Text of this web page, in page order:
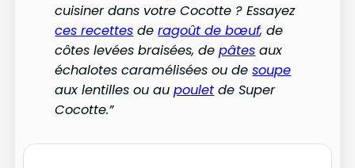
cuisiner dans votre Cocotte ? Essayez
ces recettes deragoût de bœuf, de
côtes levées braisées, depâtes aux
échalotes caramélisées ou desoupe
aux lentilles ou aupoulet de Super
Cocotte.”